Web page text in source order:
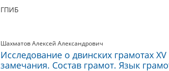
ГПИБ
Шахматов Алексей Александрович
Исследование о двинских грамотах
замечания. Состав грамот. Язык